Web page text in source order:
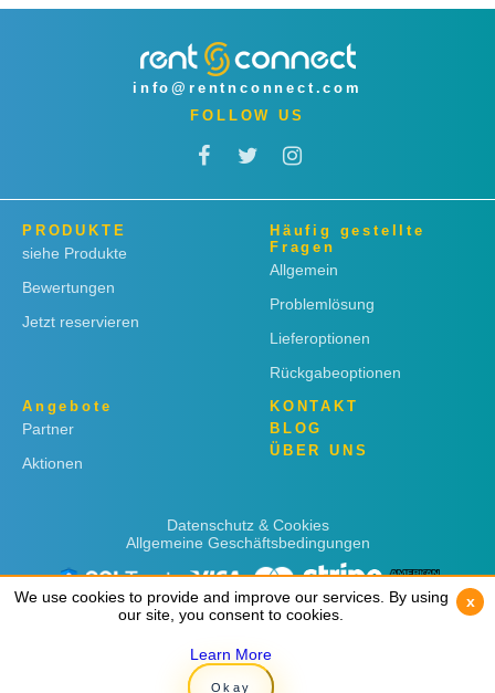
info@rentnconnect.com
FOLLOW US
PRODUKTE
siehe Produkte
Bewertungen
Jetzt reservieren
Häufig gestellte
Fragen
Allgemein
Problemlösung
Lieferoptionen
Rückgabeoptionen
Angebote
Partner
Aktionen
KONTAKT
BLOG
ÜBER UNS
Datenschutz & Cookies
Allgemeine Geschäftsbedingungen
Copyright © 2019 Rent 'n Connect
We use cookies to provide and improve our services. By using
our site, you consent to cookies.
Learn More
Okay
x
We use cookies to provide and improve our services. By using
our site, you consent to cookies.
Learn More
Okay
x